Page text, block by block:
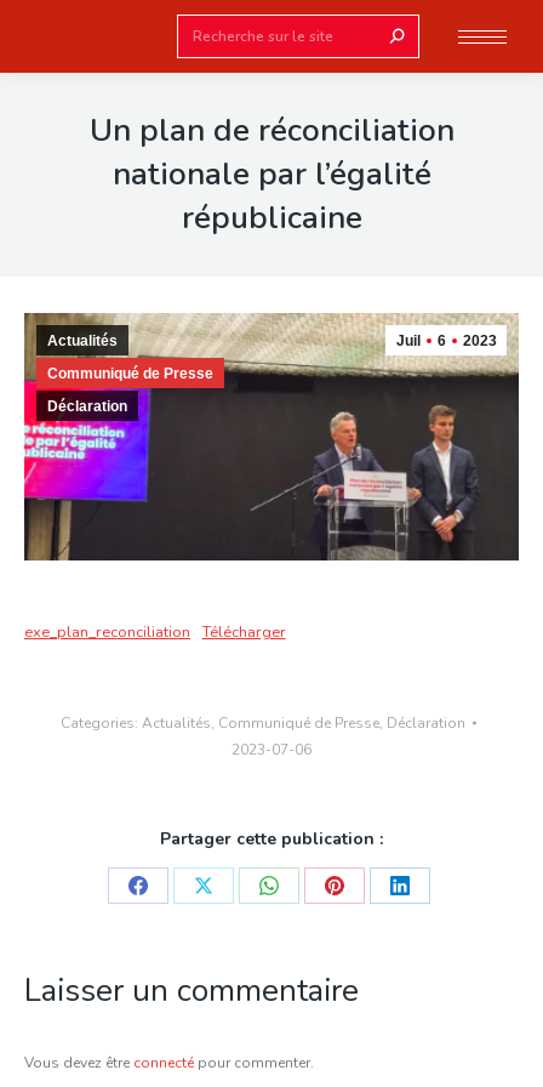
Search:
Un plan de réconciliation
nationale par l’égalité
républicaine
Juil 6 2023
Actualités
Communiqué de Presse
Déclaration
exe_plan_reconciliation Télécharger
Categories: Actualités, Communiqué de Presse, Déclaration
2023-07-06
Partager cette publication :
Share
Share
Share
WhatsApp
Share
Share
Laisser un commentaire
Vous devez être connecté pour commenter.